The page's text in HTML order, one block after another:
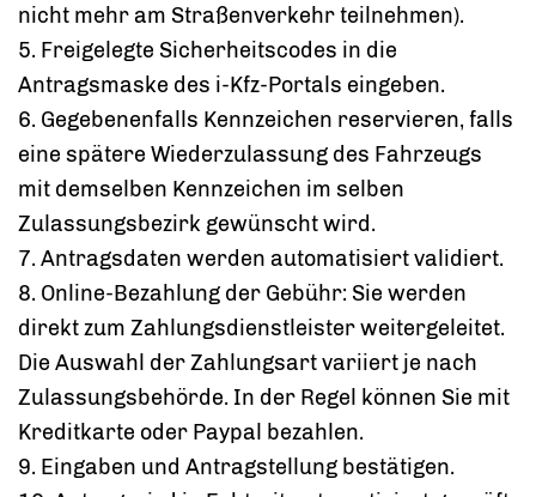
nicht mehr am Straßenverkehr teilnehmen).
5. Freigelegte Sicherheitscodes in die
Antragsmaske des i-Kfz-Portals eingeben.
6. Gegebenenfalls Kennzeichen reservieren, falls
eine spätere Wiederzulassung des Fahrzeugs
mit demselben Kennzeichen im selben
Zulassungsbezirk gewünscht wird.
7. Antragsdaten werden automatisiert validiert.
8. Online-Bezahlung der Gebühr: Sie werden
direkt zum Zahlungsdienstleister weitergeleitet.
Die Auswahl der Zahlungsart variiert je nach
Zulassungsbehörde. In der Regel können Sie mit
Kreditkarte oder Paypal bezahlen.
9. Eingaben und Antragstellung bestätigen.